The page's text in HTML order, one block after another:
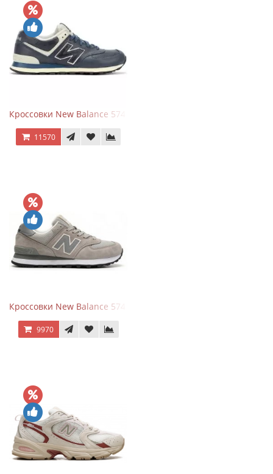
Кроссовки New Balance 574 Classic Blue White Leather
11570
Кроссовки New Balance 574 Silver Summer Fog
9970